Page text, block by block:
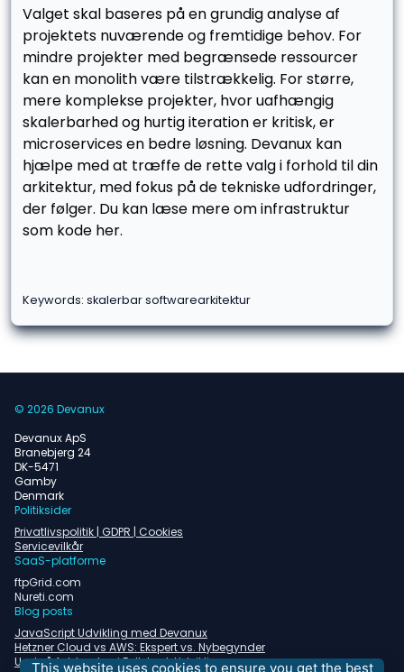
This website uses cookies to ensure you get the best
Valget skal baseres på en grundig analyse af
projektets nuværende og fremtidige behov. For
mindre projekter med begrænsede ressourcer
kan en monolith være tilstrækkelig. For større,
mere komplekse projekter, hvor uafhængig
skalerbarhed og hurtig iteration er kritisk, er
microservices en bedre løsning. Devanux kan
hjælpe med at træffe de rette valg i forhold til din
arkitektur, med fokus på de tekniske udfordringer,
der følger. Du kan læse mere om infrastruktur
som kode her.
Keywords: skalerbar softwarearkitektur
© 2026 Devanux
Devanux ApS
Branebjerg 24
DK-5471
Gamby
Denmark
Politiksider
Privatlivspolitik | GDPR | Cookies
Servicevilkår
SaaS-platforme
ftpGrid.com
Nureti.com
Blog posts
JavaScript Udvikling med Devanux
Hetzner Cloud vs AWS: Ekspert vs. Nybegynder
Undgå faldgruber i Fullstack Udvikling